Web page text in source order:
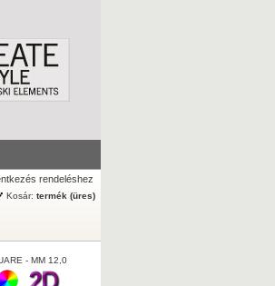
rendeléshez
Kosár: termék (üres)
- MM 12,0